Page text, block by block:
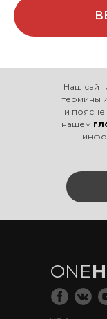
Наш сайт
термины
и
нашем
ONE